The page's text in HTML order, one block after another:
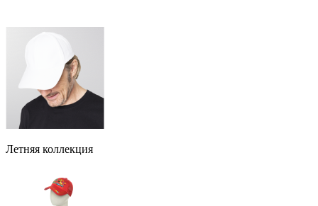
Летняя коллекция